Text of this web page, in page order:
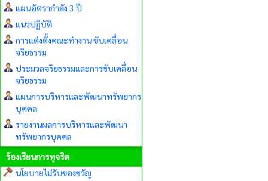
แผนอัตรากำลัง 3 ปี
แนวปฏิบัติ
การแต่งตั้งคณะทำงาน ขับเคลื่อน
จริยธรรม
ประมวลจริยธรรมและการขับเคลื่อน
จริยธรรม
แผนการบริหารและพัฒนาทรัพยากร
บุคคล
รายงานผลการบริหารและพัฒนา
ทรัพยากรบุคคล
ร้องเรียนการทุจริต
นโยบายไม่รับของขวัญ